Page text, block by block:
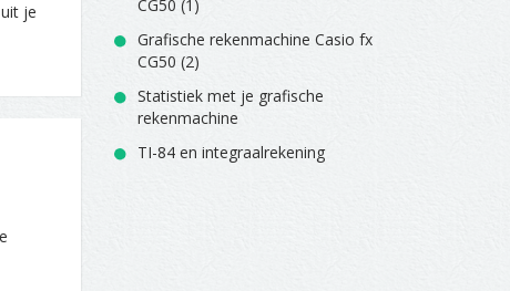
uit je
CG50 (1)
Grafische rekenmachine Casio fx
CG50 (2)
Statistiek met je grafische
rekenmachine
TI-84 en integraalrekening